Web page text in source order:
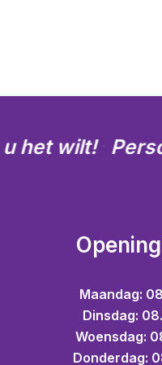
het wilt! ·
Maandag:
Dinsdag:
Woensdag:
Donderdag: